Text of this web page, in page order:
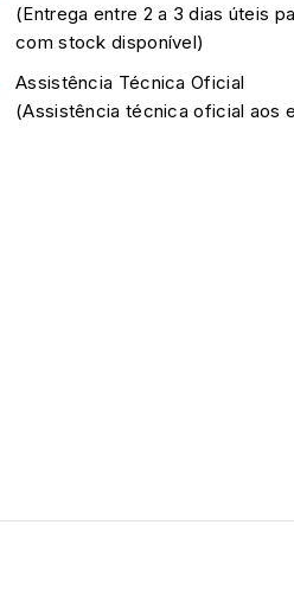
(Entrega entre 2 a 3 dias úteis
com stock disponível)
Assistência Técnica Oficial
(Assistência técnica oficial aos